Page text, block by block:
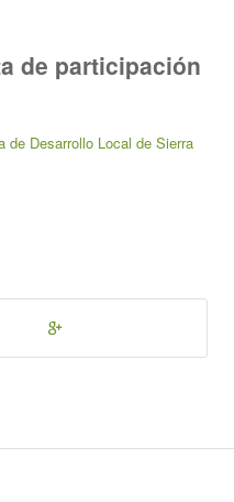
de participación
de Desarrollo Local de Sierra